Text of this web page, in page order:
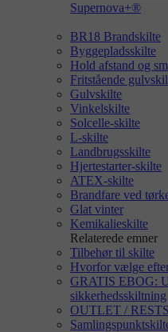
Supernova+®
BR18 Brandskilte
Byggepladsskilte
Hold afstand og
Fritstående
Gulvskilte
Vinkelskilte
Solcelle-skilte
L-skilte
Landbrugsskilte
Hjertestarter-skilte
ATEX-skilte
Brandfare ved
Glat vinter
Kemikalieskilte
Relaterede emner
Tilbehør til skilte
Hvorfor vælge
GRATIS EBOG:
sikkerhedsskiltning
OUTLET /